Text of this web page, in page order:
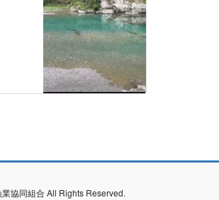
協同組合 All Rights Reserved.